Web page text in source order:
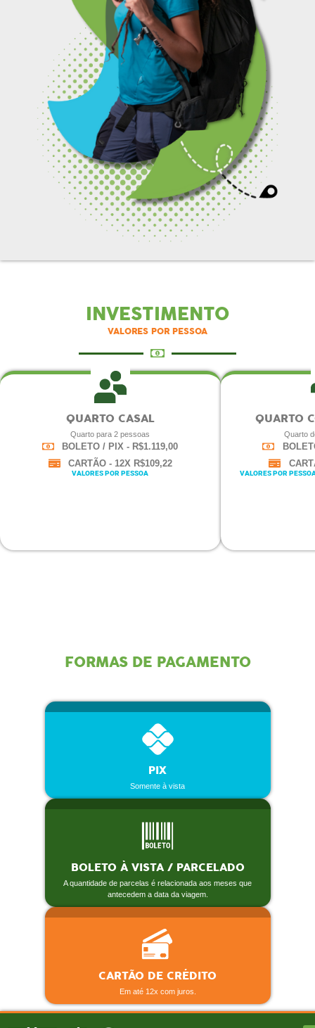
INVESTIMENTO
VALORES POR PESSOA
QUARTO CASAL
Quarto para 2 pessoas
BOLETO / PIX - R$1.119,00
CARTÃO - 12X R$109,22
VALORES POR PESSOA
QUARTO
Quarto
VALORES POR
FORMAS DE PAGAMENTO
PIX
Somente à vista
BOLETO À VISTA / PARCELADO
A quantidade de parcelas é relacionada aos meses que
antecedem a data da viagem.
CARTÃO DE CRÉDITO
Em até 12x com juros.